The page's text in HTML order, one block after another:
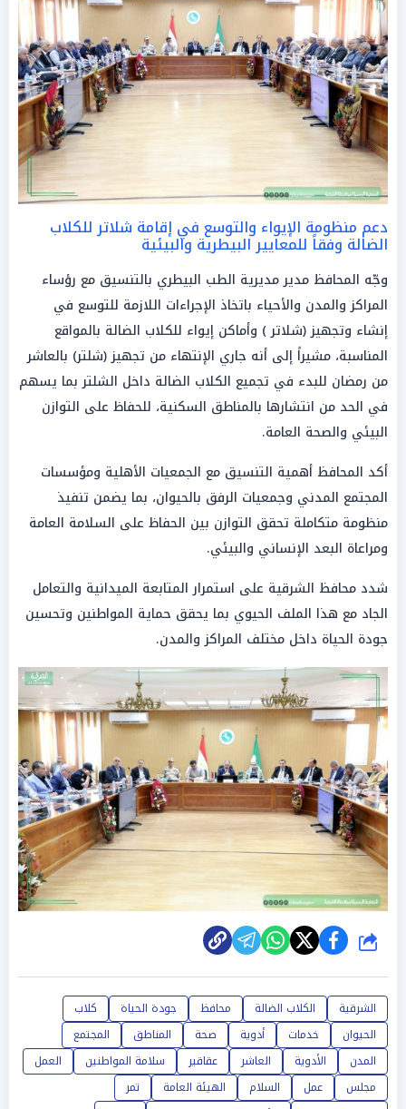
دعم منظومة الإيواء والتوسع في إقامة شلاتر للكلاب
الضالة وفقاً للمعايير البيطرية والبيئية
وجّه المحافظ مدير مديرية الطب البيطري بالتنسيق مع رؤساء
المراكز والمدن والأحياء باتخاذ الإجراءات اللازمة للتوسع في
إنشاء وتجهيز (شلاتر ) وأماكن إيواء للكلاب الضالة بالمواقع
المناسبة، مشيراً إلى أنه جاري الإنتهاء من تجهيز (شلتر) بالعاشر
من رمضان للبدء في تجميع الكلاب الضالة داخل الشلتر بما يسهم
في الحد من انتشارها بالمناطق السكنية، للحفاظ على التوازن
البيئي والصحة العامة.
أكد المحافظ أهمية التنسيق مع الجمعيات الأهلية ومؤسسات
المجتمع المدني وجمعيات الرفق بالحيوان، بما يضمن تنفيذ
منظومة متكاملة تحقق التوازن بين الحفاظ على السلامة العامة
ومراعاة البعد الإنساني والبيئي.
شدد محافظ الشرقية على استمرار المتابعة الميدانية والتعامل
الجاد مع هذا الملف الحيوي بما يحقق حماية المواطنين وتحسين
جودة الحياة داخل مختلف المراكز والمدن.
شارك
الشرقية الكلاب الضالة محافظ جودة الحياة
كلاب
الحيوان
خدمات أدوية صحة المناطق
المجتمع
المدن
الأدوية العاشر عقاقير سلامة المواطنين
العمل
مجلس
عمل السلام الهيئة العامة
تمر